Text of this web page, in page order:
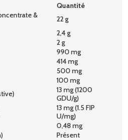
Quantité
&
22 g
2,4 g
2 g
990 mg
414 mg
500 mg
100 mg
13 mg (1200
GDU/g)
13 mg (1.5 FIP
U/mg)
0,48 mg
Présent